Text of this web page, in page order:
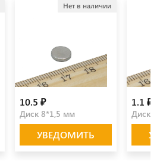
Нет в наличии
10.5 ₽
Диск 8*1,5 мм
УВЕДОМИТЬ
1.1 ₽
Диск